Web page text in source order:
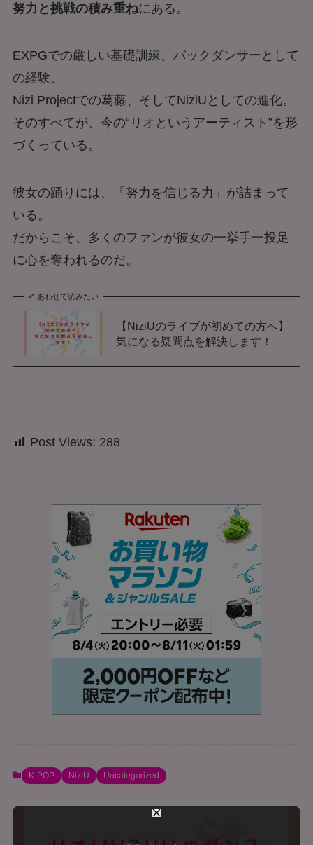
努力と挑戦の積み重ねにある。
EXPGでの厳しい基礎訓練、バックダンサーとして
の経験、
Nizi Projectでの葛藤、そしてNiziUとしての進化。
そのすべてが、今の“リオというアーティスト”を形
づくっている。
彼女の踊りには、「努力を信じる力」が詰まって
いる。
だからこそ、多くのファンが彼女の一挙手一投足
に心を奪われるのだ。
あわせて読みたい
【NiziUのライブが初めての方へ】
気になる疑問点を解決します！
Post Views: 288
K-POP NiziU Uncategorized